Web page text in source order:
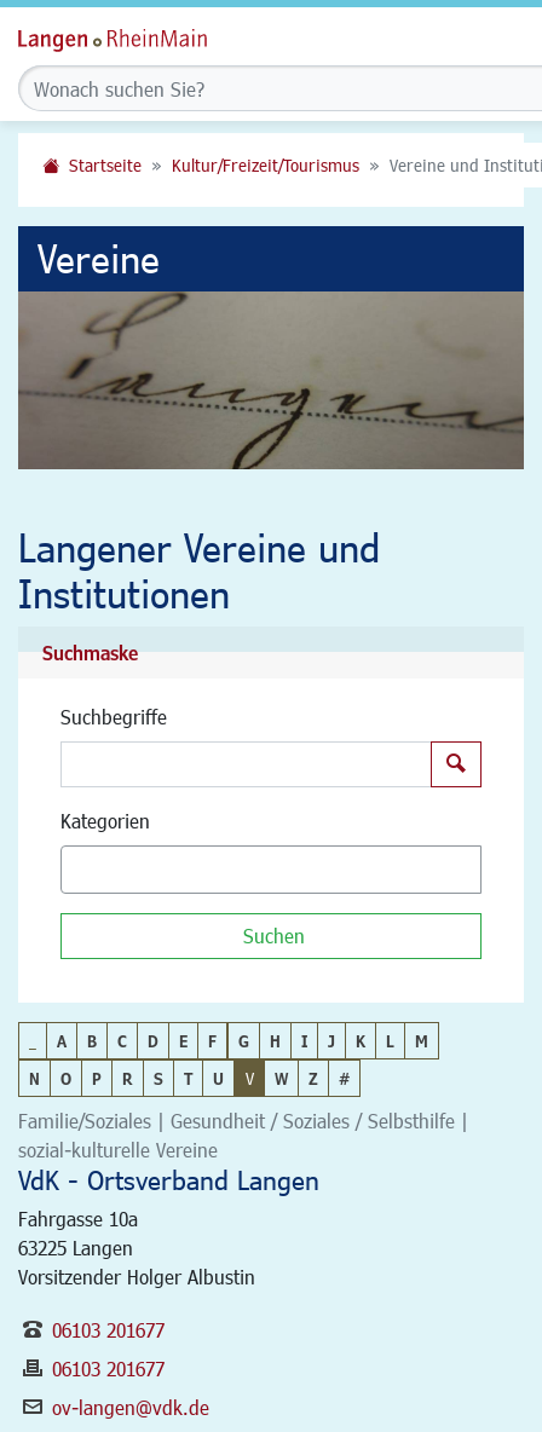
Startseite Kultur/Freizeit/Tourismus Vereine und
Vereine
Langener Vereine und
Institutionen
Suchmaske
Suchbegriffe
Kategorien
Suchen
A B C D E F G H I J K L
M
N
O P R S T U V W Z #
Familie/Soziales | Gesundheit / Soziales / Selbsthilfe |
sozial-kulturelle Vereine
VdK - Ortsverband Langen
Fahrgasse 10a
63225 Langen
Vorsitzender Holger Albustin
06103 201677
06103 201677
ov-langen@vdk.de